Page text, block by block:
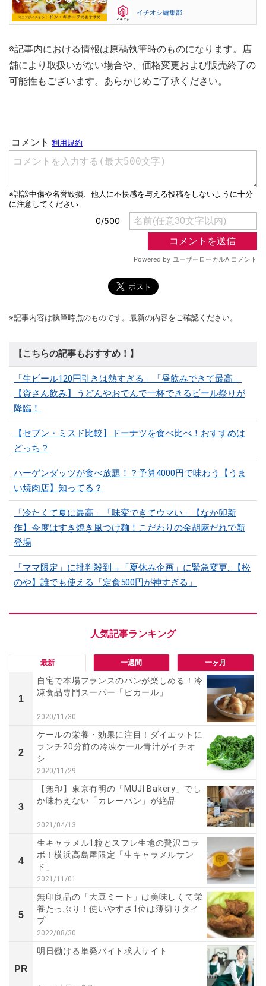
イチオシ編集部
※記事内における情報は原稿執筆時のものになります。店
舗により取扱いがない場合や、価格変更および販売終了の
可能性もございます。あらかじめご了承ください。
※記事内容は執筆時点のものです。最新の内容をご確認ください。
【こちらの記事もおすすめ！】
「生ビール120円引きは熱すぎる」「昼飲みできて最高」
【資さん飲み】うどんやおでんで一杯できるビール祭りが
降臨！
【セブン・ミスド比較】ドーナツを食べ比べ！おすすめは
どっち？
ハーゲンダッツが食べ放題！？予算4000円で味わう【うま
い焼肉店】知ってる？
「冷たくて夏に最高」「味変できてウマい」【なか卯新
作】今度はすき焼き風つけ麺！こだわりの金胡麻だれで新
登場
「ママ限定」に批判殺到→「夏休み企画」に緊急変更…【松
のや】誰でも使える「定食500円が神すぎる」
最新 一週間 一ヶ月
1
自宅で本場フランスのパンが楽しめる！冷
凍食品専門スーパー「ピカール」
2020/11/30
2
ケールの栄養・効果に注目！ダイエットに
ランチ20分前の冷凍ケール青汁がイチオ
シ
2020/11/29
3
【無印】東京有明の「MUJI Bakery」でし
か味わえない「カレーパン」が絶品
2021/04/13
4
生キャラメル1粒とスフレ生地の贅沢コラ
ボ！横浜高島屋限定「生キャラメルサン
ド」
2021/11/01
5
無印良品の「大豆ミート」は美味しくて栄
養たっぷり！使いやすさ1位は薄切りタイ
プ
2022/08/30
PR
明日働ける単発バイト求人サイト